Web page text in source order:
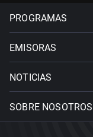
PROGRAMAS
EMISORAS
NOTICIAS
SOBRE NOSOTROS